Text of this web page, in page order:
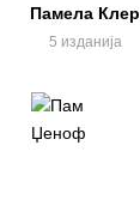
Памела Клер
5 изданија